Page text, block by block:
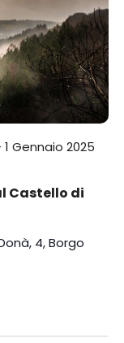
Castello di
1 Gennaio 2025
4, Borgo